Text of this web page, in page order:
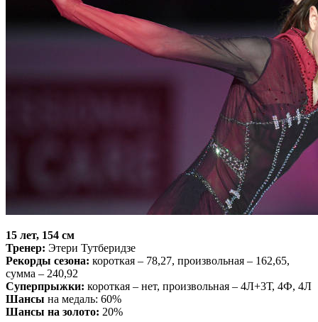
15 лет, 154 см
Тренер: Этери Тутберидзе
Рекорды сезона: короткая – 78,27, произвольная – 162,65,
сумма – 240,92
Суперпрыжки: короткая – нет, произвольная – 4Л+3Т, 4Ф, 4Л
Шансы на медаль: 60%
Шансы на золото: 20%